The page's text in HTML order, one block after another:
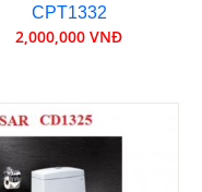
CPT1332
2,000,000 VNĐ